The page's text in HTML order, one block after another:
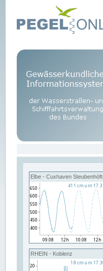
Elbe - Cuxhaven Steubenhöft
RHEIN - Koblenz